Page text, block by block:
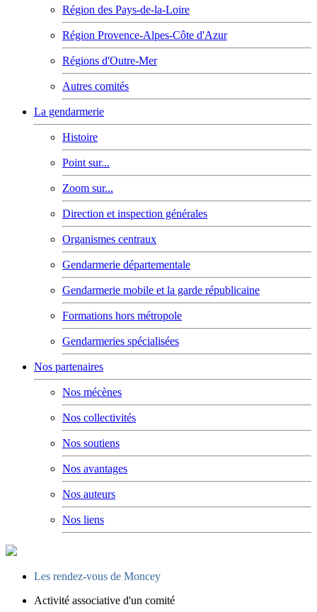
Région des Pays-de-la-Loire
Région Provence-Alpes-Côte d'Azur
Régions d'Outre-Mer
Autres comités
La gendarmerie
Histoire
Point sur...
Zoom sur...
Direction et inspection générales
Organismes centraux
Gendarmerie départementale
Gendarmerie mobile et la garde républicaine
Formations hors métropole
Gendarmeries spécialisées
Nos partenaires
Nos mécènes
Nos collectivités
Nos soutiens
Nos avantages
Nos auteurs
Nos liens
Les rendez-vous de Moncey
Activité associative d'un comité